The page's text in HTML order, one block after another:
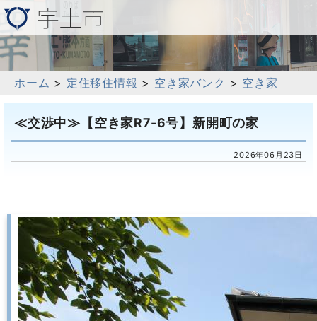
ホーム > 定住移住情報 > 空き家バンク > 空き家
≪交渉中≫【空き家R7-6号】新開町の家
2026年06月23日